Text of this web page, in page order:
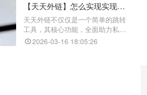
持实时数据统计，让运营者精准掌
握转化效果；同时提供自定义中间
引导页功能，可上传品牌海报、自
定义按钮文案，提升跳转过
【天天外链】怎么实现实现各大APP一键跳转微信？打破APP壁垒就这么简单
天天外链不仅仅是一个简单的跳转
工具，其核心功能，全面助力私域
引流。首先，它的核心功能是跨平
2026-03-16 18:05:26